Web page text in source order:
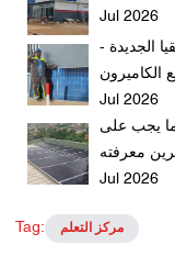
Jul 2026
الجديدة -
الكاميرون
Jul 2026
ما يجب على
معرفته
Jul 2026
Tag: مركز التعلم